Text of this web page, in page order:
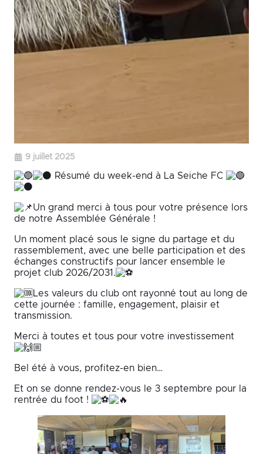
9 juillet 2025
Résumé du week-end à La Seiche FC
Un grand merci à tous pour votre présence lors
de notre Assemblée Générale !
Un moment placé sous le signe du partage et du
rassemblement, avec une belle participation et des
échanges constructifs pour lancer ensemble le
projet club 2026/2031.
Les valeurs du club ont rayonné tout au long de
cette journée : famille, engagement, plaisir et
transmission.
Merci à toutes et tous pour votre investissement
Bel été à vous, profitez-en bien…
Et on se donne rendez-vous le 3 septembre pour la
rentrée du foot !